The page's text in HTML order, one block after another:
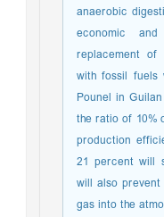
anaerobic
economic
replacement
with fossil
Pounel in
the ratio of
production
21 percent will
will also
gas into the